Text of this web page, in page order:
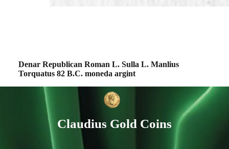
Denar Republican Roman L. Sulla L. Manlius
Torquatus 82 B.C. moneda argint
Claudius Gold Coins